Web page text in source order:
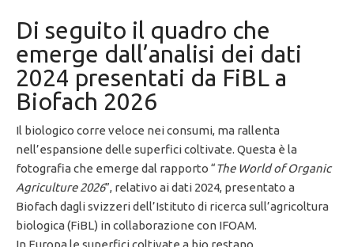
Di seguito il quadro che
emerge dall’analisi dei dati
2024 presentati da FiBL a
Biofach 2026
Il biologico corre veloce nei consumi, ma rallenta
nell’espansione delle superfici coltivate. Questa è la
fotografia che emerge dal rapporto “The World of Organic
Agriculture 2026”, relativo ai dati 2024, presentato a
Biofach dagli svizzeri dell’Istituto di ricerca sull’agricoltura
biologica (FiBL) in collaborazione con IFOAM.
In Europa le superfici coltivate a bio restano